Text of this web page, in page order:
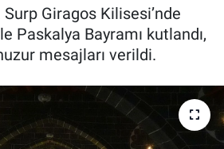
Surp Giragos Kilisesi’nde
Paskalya Bayramı kutlandı,
mesajları verildi.